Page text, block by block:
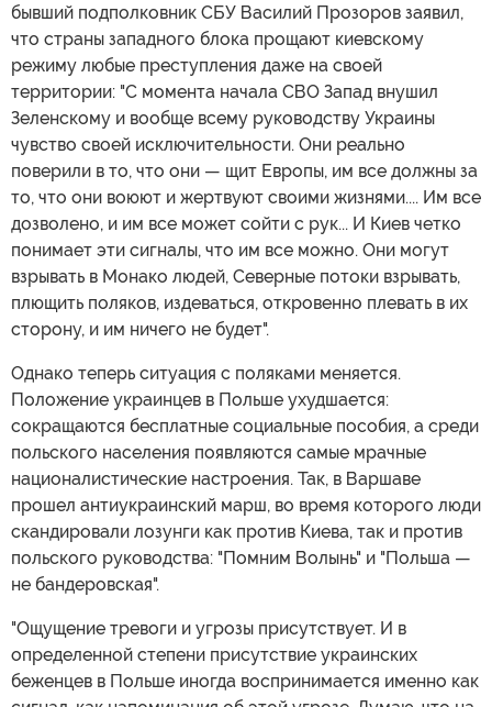
бывший подполковник СБУ Василий Прозоров заявил,
что страны западного блока прощают киевскому
режиму любые преступления даже на своей
территории: "С момента начала СВО Запад внушил
Зеленскому и вообще всему руководству Украины
чувство своей исключительности. Они реально
поверили в то, что они — щит Европы, им все должны за
то, что они воюют и жертвуют своими жизнями.... Им все
дозволено, и им все может сойти с рук... И Киев четко
понимает эти сигналы, что им все можно. Они могут
взрывать в Монако людей, Северные потоки взрывать,
плющить поляков, издеваться, откровенно плевать в их
сторону, и им ничего не будет".
Однако теперь ситуация с поляками меняется.
Положение украинцев в Польше ухудшается:
сокращаются бесплатные социальные пособия, а среди
польского населения появляются самые мрачные
националистические настроения. Так, в Варшаве
прошел антиукраинский марш, во время которого люди
скандировали лозунги как против Киева, так и против
польского руководства: "Помним Волынь" и "Польша —
не бандеровская".
"Ощущение тревоги и угрозы присутствует. И в
определенной степени присутствие украинских
беженцев в Польше иногда воспринимается именно как